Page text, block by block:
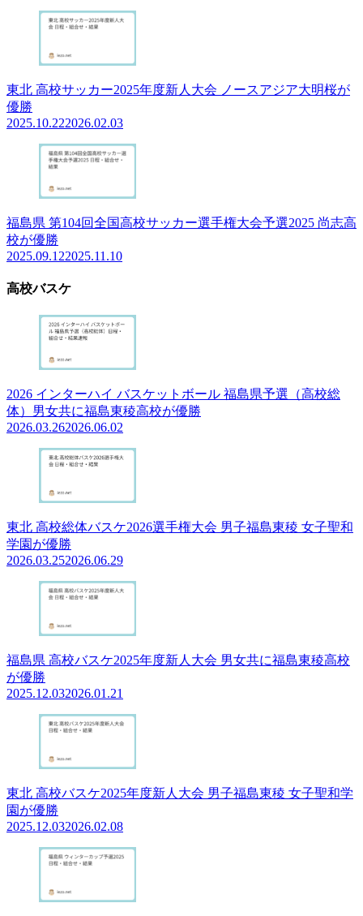
東北 高校サッカー2025年度新人大会 ノースアジア大明桜が
優勝
2025.10.222026.02.03
福島県 第104回全国高校サッカー選手権大会予選2025 尚志高
校が優勝
2025.09.122025.11.10
高校バスケ
2026 インターハイ バスケットボール 福島県予選（高校総
体）男女共に福島東稜高校が優勝
2026.03.262026.06.02
東北 高校総体バスケ2026選手権大会 男子福島東稜 女子聖和
学園が優勝
2026.03.252026.06.29
福島県 高校バスケ2025年度新人大会 男女共に福島東稜高校
が優勝
2025.12.032026.01.21
東北 高校バスケ2025年度新人大会 男子福島東稜 女子聖和学
園が優勝
2025.12.032026.02.08